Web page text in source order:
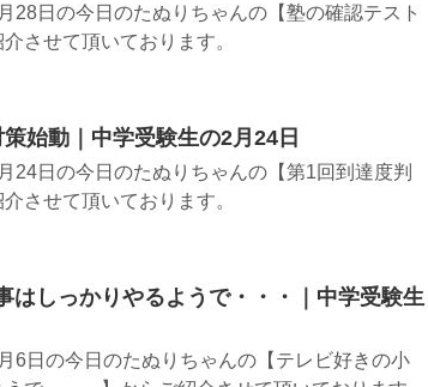
28日の今日のたぬりちゃんの【塾の確認テスト
させて頂いております。
始動｜中学受験生の2月24日
24日の今日のたぬりちゃんの【第1回到達度判
させて頂いております。
はしっかりやるようで・・・｜中学受験生
6日の今日のたぬりちゃんの【テレビ好きの小